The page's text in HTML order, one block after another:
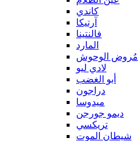
كاندي
آرتيكا
فالنتينا
المارد
مُروض الوحوش
لادي ليو
أبو الغضب
دراجون
ميدوسا
ديمو جورجن
تريكسي
شيطان الموت